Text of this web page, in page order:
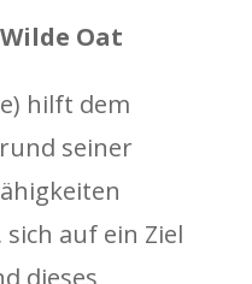
Oat
hilft dem
seiner
auf ein Ziel